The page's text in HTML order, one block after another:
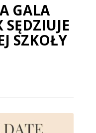
GALA
SZKOŁY